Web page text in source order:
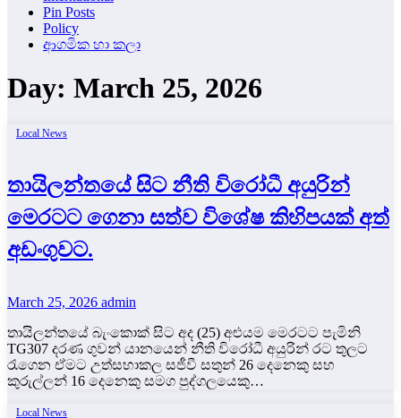
Pin Posts
Policy
ආගමික හා කලා
Day: March 25, 2026
Local News
තායිලන්තයේ සිට නීති විරෝධී අයුරින්
මෙරටට ගෙනා සත්ව විශේෂ කිහිපයක් අත්
අඩංගුවට.
March 25, 2026 admin
තායිලන්තයේ බැංකොක් සිට අද (25) අළුයම මෙරටට පැමිනි
TG307 දරණ ගුවන් යානයෙන් නීති විරෝධී අයුරින් රට තුලට
රැගෙන ඒමට උත්සහාකල සජීවී සතුන් 26 දෙනෙකු සහ
කුරුල්ලන් 16 දෙනෙකු සමග පුද්ගලයෙකු…
Local News